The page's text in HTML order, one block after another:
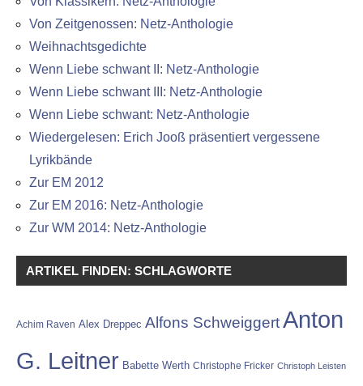
Von Zeitgenossen: Netz-Anthologie
Weihnachtsgedichte
Wenn Liebe schwant II: Netz-Anthologie
Wenn Liebe schwant III: Netz-Anthologie
Wenn Liebe schwant: Netz-Anthologie
Wiedergelesen: Erich Jooß präsentiert vergessene
Lyrikbände
Zur EM 2012
Zur EM 2016: Netz-Anthologie
Zur WM 2014: Netz-Anthologie
ARTIKEL FINDEN: SCHLAGWORTE
Achim Raven Alex Dreppec Alfons SchweiggertAnton
G. Leitner Babette Werth Christophe Fricker Christoph Leisten